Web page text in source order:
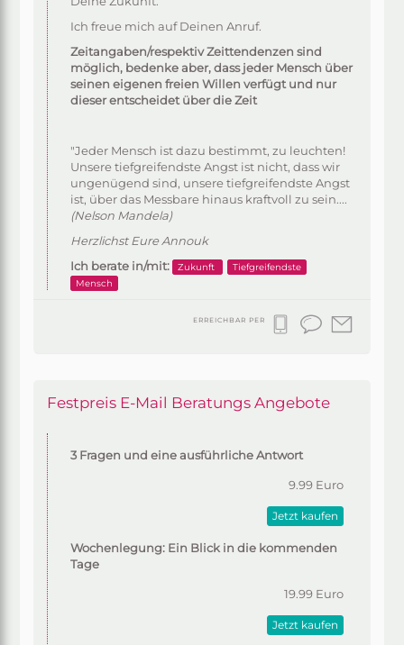
Ich freue mich auf Deinen Anruf.
Zeitangaben/respektiv Zeittendenzen sind
möglich, bedenke aber, dass jeder Mensch über
seinen eigenen freien Willen verfügt und nur
dieser entscheidet über die Zeit
"Jeder Mensch ist dazu bestimmt, zu leuchten!
Unsere tiefgreifendste Angst ist nicht, dass wir
ungenügend sind, unsere tiefgreifendste Angst
ist, über das Messbare hinaus kraftvoll zu sein....
(Nelson Mandela)
Herzlichst Eure Annouk
Ich berate in/mit: Zukunft
Tiefgreifendste
Mensch
ERREICHBAR PER
Festpreis E-Mail Beratungs Angebote
3 Fragen und eine ausführliche Antwort
9.99 Euro
Jetzt kaufen
Wochenlegung: Ein Blick in die kommenden
Tage
19.99 Euro
Jetzt kaufen